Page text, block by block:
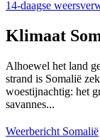
14-daagse
Klimaat
Alhoewel het land
strand is Somalië
woestijnachtig: het
savannes...
Weerbericht Somalië